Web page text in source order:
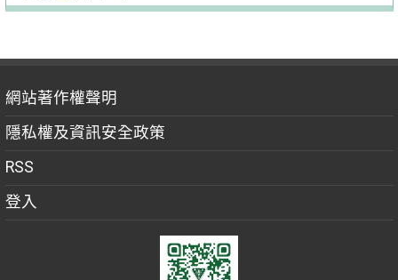
網站著作權聲明
隱私權及資訊安全政策
RSS
登入